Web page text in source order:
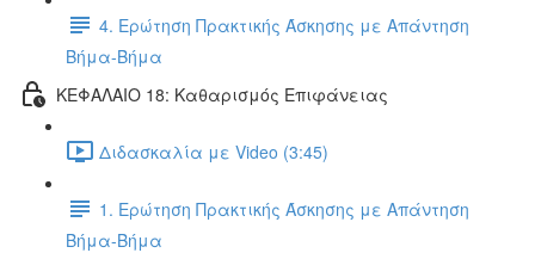
4. Ερώτηση Πρακτικής Άσκησης με Απάντηση
Βήμα-Βήμα
ΚΕΦΑΛΑΙΟ 18: Καθαρισμός Επιφάνειας
Διδασκαλία με Video (3:45)
1. Ερώτηση Πρακτικής Άσκησης με Απάντηση
Βήμα-Βήμα